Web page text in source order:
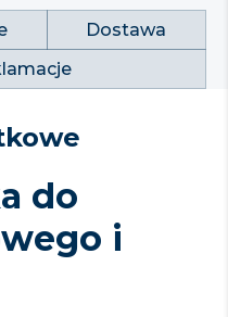
Dostawa
do
i